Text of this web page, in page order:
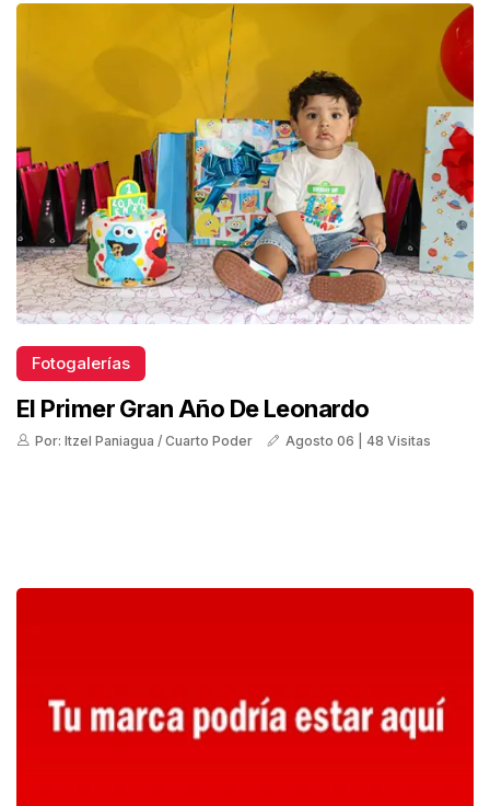
Fotogalerías
El Primer Gran Año De Leonardo
Por: Itzel Paniagua / Cuarto Poder Agosto 06 | 48 Visitas